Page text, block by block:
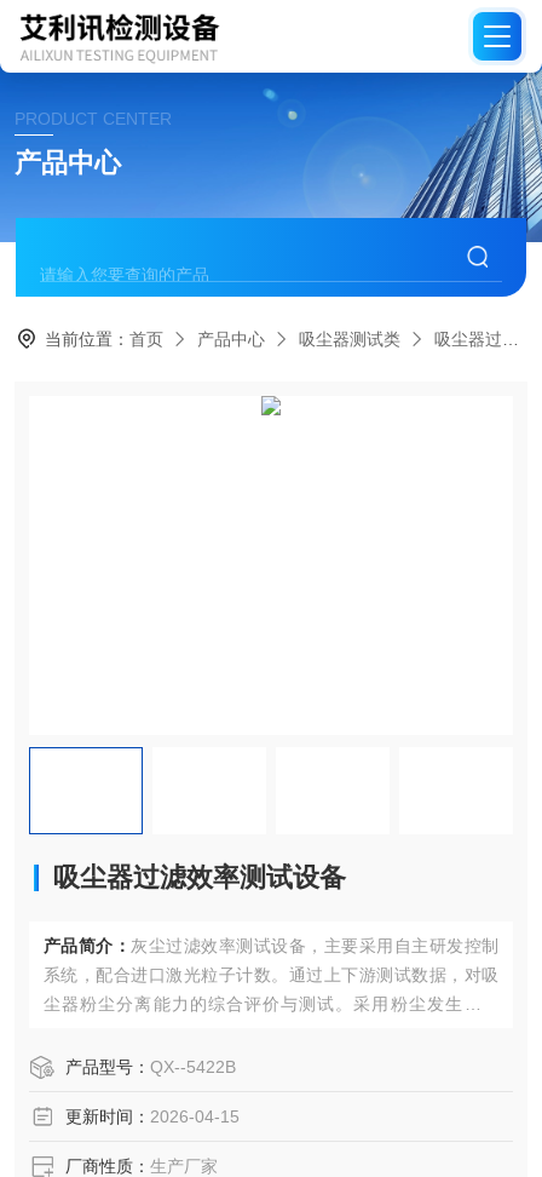
PRODUCT CENTER
产品中心
当前位置：首页 产品中心 吸尘器测试类 吸尘器过滤效率测试设备
吸尘器过滤效率测试设备
产品简介： 灰尘过滤效率测试设备，主要采用自主研发控制
系统，配合进口激光粒子计数。通过上下游测试数据，对吸
尘器粉尘分离能力的综合评价与测试。采用粉尘发生器装
把分撒好的浮质吸引入到试验罩中。试验罩顶上安装有标准
装置与控制系统进行过滤效率分析与计算。相关测试数据通
产品型号： QX--5422B
更新时间： 2026-04-15
厂商性质： 生产厂家